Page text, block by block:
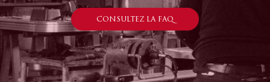
CONSULTEZ LA FAQ